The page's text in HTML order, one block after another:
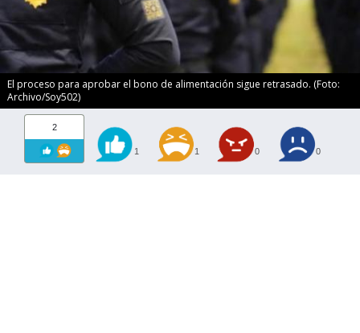
El proceso para aprobar el bono de alimentación sigue retrasado. (Foto:
Archivo/Soy502)
2
1 1 0 0